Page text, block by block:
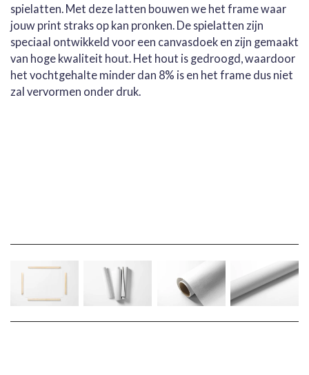
spielatten. Met deze latten bouwen we het frame waar
jouw print straks op kan pronken. De spielatten zijn
speciaal ontwikkeld voor een canvasdoek en zijn gemaakt
van hoge kwaliteit hout. Het hout is gedroogd, waardoor
het vochtgehalte minder dan 8% is en het frame dus niet
zal vervormen onder druk.